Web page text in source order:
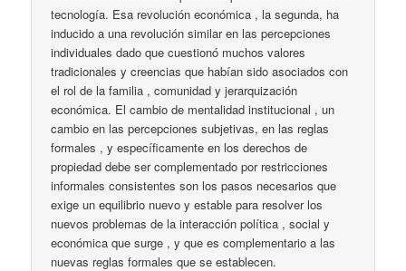
tecnología. Esa revolución económica , la segunda, ha
inducido a una revolución similar en las percepciones
individuales dado que cuestionó muchos valores
tradicionales y creencias que habían sido asociados con
el rol de la familia , comunidad y jerarquización
económica. El cambio de mentalidad institucional , un
cambio en las percepciones subjetivas, en las reglas
formales , y específicamente en los derechos de
propiedad debe ser complementado por restricciones
informales consistentes son los pasos necesarios que
exige un equilibrio nuevo y estable para resolver los
nuevos problemas de la interacción política , social y
económica que surge , y que es complementario a las
nuevas reglas formales que se establecen.